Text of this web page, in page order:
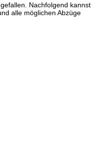
Nachfolgend kannst
alle möglichen Abzüge